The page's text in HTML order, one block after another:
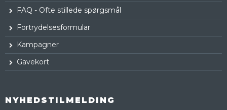
FAQ - Ofte stillede spørgsmål
Fortrydelsesformular
Kampagner
Gavekort
NYHEDSTILMELDING